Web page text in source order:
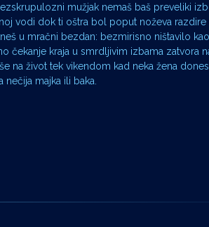
mužjak nemaš baš preveliki
vodi dok ti oštra bol poput noževa
u mračni bezdan: bezmirisno ništavilo
čekanje kraja u smrdljivim izbama zatvora
na život tek vikendom kad neka žena
nečija majka ili baka.